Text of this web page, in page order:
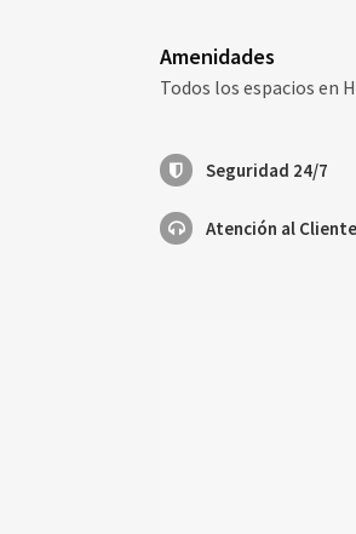
Amenidades
Todos los espacios en
Seguridad 24/7
Atención al Cliente